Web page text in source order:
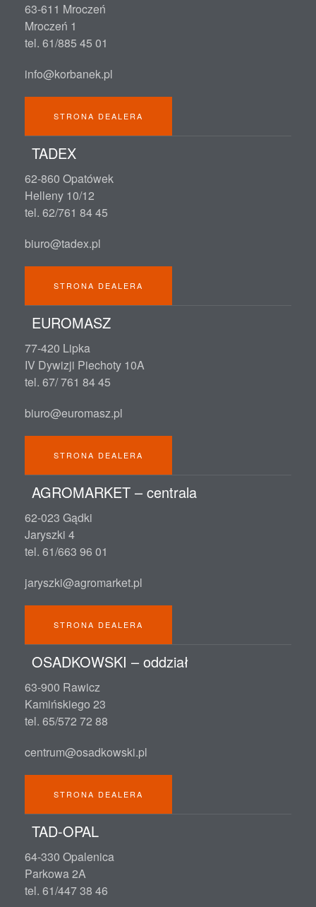
63-611 Mroczeń
Mroczeń 1
tel. 61/885 45 01
info@korbanek.pl
STRONA DEALERA
TADEX
62-860 Opatówek
Helleny 10/12
tel. 62/761 84 45
biuro@tadex.pl
STRONA DEALERA
EUROMASZ
77-420 Lipka
IV Dywizji Piechoty 10A
tel. 67/ 761 84 45
biuro@euromasz.pl
STRONA DEALERA
AGROMARKET – centrala
62-023 Gądki
Jaryszki 4
tel. 61/663 96 01
jaryszki@agromarket.pl
STRONA DEALERA
OSADKOWSKI – oddział
63-900 Rawicz
Kamińskiego 23
tel. 65/572 72 88
centrum@osadkowski.pl
STRONA DEALERA
TAD-OPAL
64-330 Opalenica
Parkowa 2A
tel. 61/447 38 46